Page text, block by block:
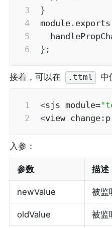
}
module .
} ;
接着，可以在 .ttml 中
<sjs module=
<view change :
入参：
参数 描述
newValue 被监
oldValue 被监